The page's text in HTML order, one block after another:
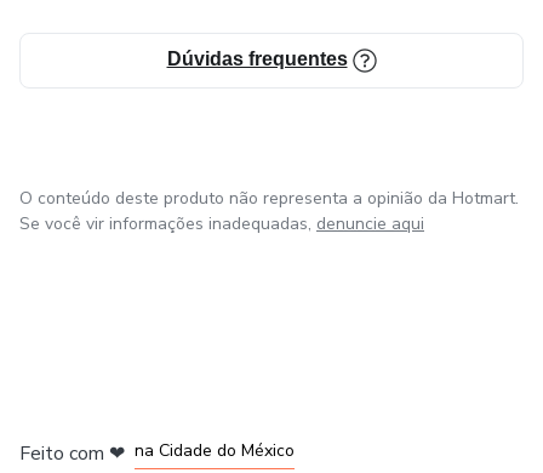
Dúvidas frequentes
O conteúdo deste produto não representa a opinião da Hotmart.
Se você vir informações inadequadas, denuncie aqui
Feito com ❤ na Cidade do México